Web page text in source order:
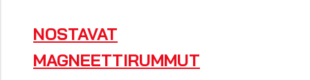
NOSTAVAT
MAGNEETTIRUMMUT